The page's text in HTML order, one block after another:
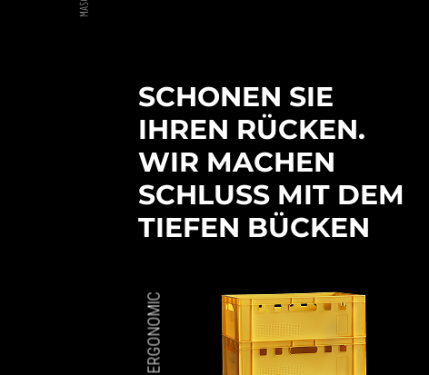
SCHONEN SIE
IHREN RÜCKEN.
WIR MACHEN
SCHLUSS MIT DEM
TIEFEN BÜCKEN
ERGONOMIC